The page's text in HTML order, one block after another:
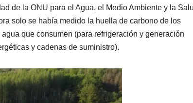
de la ONU para el Agua, el Medio Ambiente y la
solo se había medido la huella de carbono de los
que consumen (para refrigeración y generación
y cadenas de suministro).